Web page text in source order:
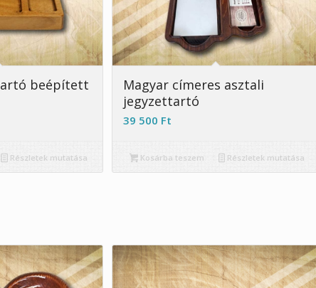
beépített
Részletek mutatása
Magyar címeres asztali
jegyzettartó
39 500 Ft
Kosárba teszem Részletek mutatása